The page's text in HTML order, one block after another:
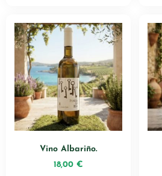
Vino Albariño.
18,00 €